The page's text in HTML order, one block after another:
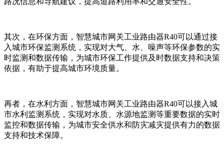
其次，在环保方面，智慧城市网关工业路由器R40可以通过接
入城市环保监测系统，实现对大气、水、噪声等环保参数的实
时监测和数据传输，为城市环保工作提供及时数据支持和决策
依据，有助于提高城市环境质量。
再者，在水利方面，智慧城市网关工业路由器R40可以接入城
市水利监测系统，实现对水质、水源地监测等重要数据的实时
监控和数据传输，为城市安全供水和防灾减灾提供有力的数据
支持和技术保障。